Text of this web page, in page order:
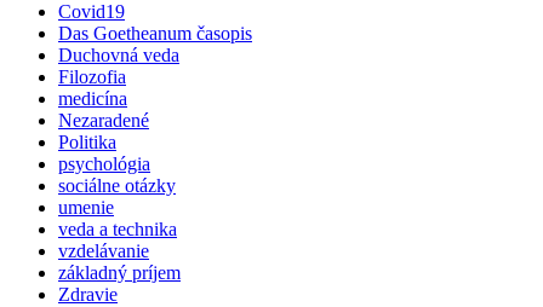
Covid19
Das Goetheanum časopis
Duchovná veda
Filozofia
medicína
Nezaradené
Politika
psychológia
sociálne otázky
umenie
veda a technika
vzdelávanie
základný príjem
Zdravie